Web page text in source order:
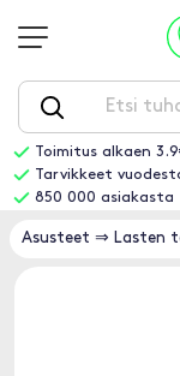
Toimitus alkaen
Tarvikkeet
850 000 asiakasta
Asusteet ⇒ Lasten